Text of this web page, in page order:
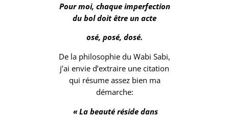
Pour moi, chaque imperfection
du bol doit être un acte
osé, posé, dosé.
De la philosophie du Wabi Sabi,
j’ai envie d’extraire une citation
qui résume assez bien ma
démarche:
« La beauté réside dans